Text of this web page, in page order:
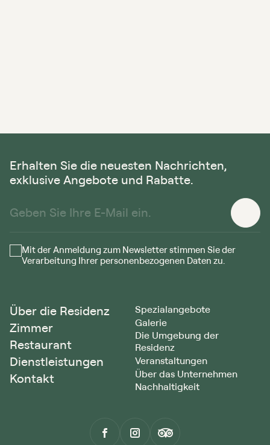
Über die Residenz
Zimmer
Restaurant
Dienstleistungen
Kontakt
Spezialangebote
Galerie
Die Umgebung der
Residenz
Veranstaltungen
Über das Unternehmen
Nachhaltigkeit
Erhalten Sie die neuesten Nachrichten,
exklusive Angebote und Rabatte.
Mit der Anmeldung zum Newsletter stimmen Sie der
Verarbeitung Ihrer personenbezogenen Daten zu.